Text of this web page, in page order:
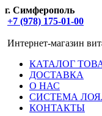
г. Симферополь
+7 (978) 175-01-00
Интернет-магазин
КАТАЛОГ
ДОСТАВКА
О НАС
СИСТЕМА
КОНТАКТЫ